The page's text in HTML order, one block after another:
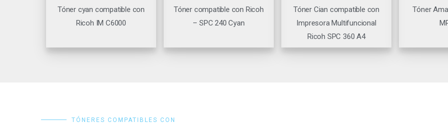
Tóner cyan compatible con
Ricoh IM C6000
Tóner compatible con Ricoh
– SPC 240 Cyan
Tóner Cian compatible con
Impresora Multifuncional
Ricoh SPC 360 A4
Tóner
TÓNERES COMPATIBLES CON